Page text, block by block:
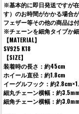
※基本的に即日発送ですが
す）のお時間がかかる場合が
フェザー等その他の商品は
※チェーンを細角タイプか
【MATERIAL】
SV925 K18
【SIZE】
装着時の長さ：約45cm
ホイール直径：約1.8cm
イーグルフック：約
細丸チェーン横幅：約3.5mm
細角チェーン横幅：約3.0mm